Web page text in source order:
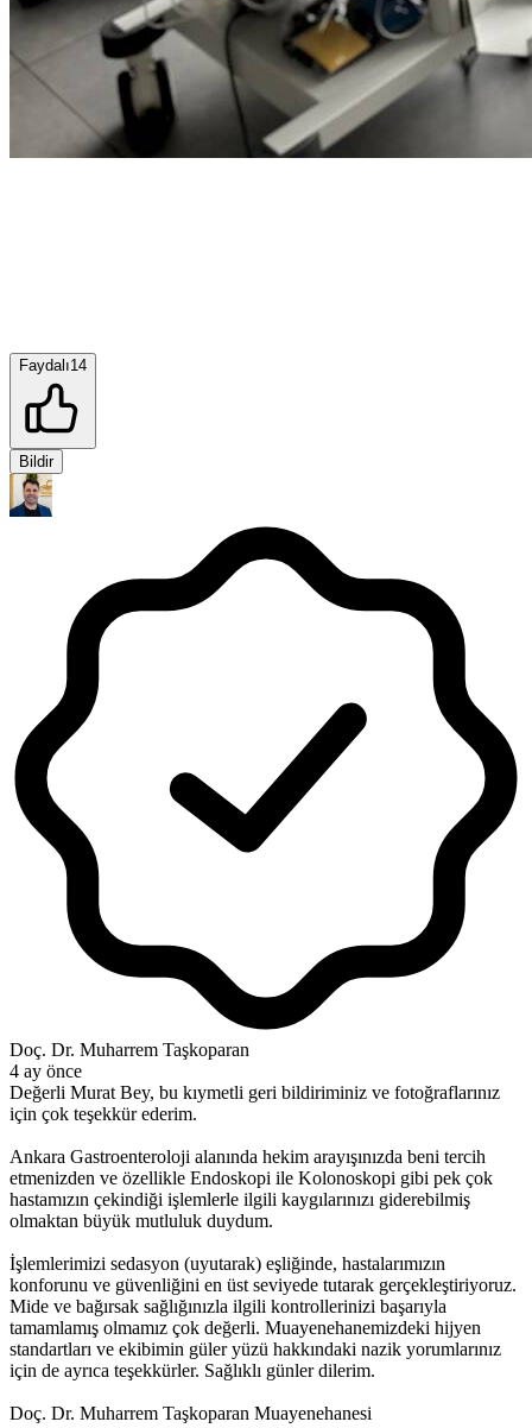
Faydalı14
Bildir
Doç. Dr. Muharrem Taşkoparan
4 ay önce
Değerli Murat Bey, bu kıymetli geri bildiriminiz ve fotoğraflarınız
için çok teşekkür ederim.
Ankara Gastroenteroloji alanında hekim arayışınızda beni tercih
etmenizden ve özellikle Endoskopi ile Kolonoskopi gibi pek çok
hastamızın çekindiği işlemlerle ilgili kaygılarınızı giderebilmiş
olmaktan büyük mutluluk duydum.
İşlemlerimizi sedasyon (uyutarak) eşliğinde, hastalarımızın
konforunu ve güvenliğini en üst seviyede tutarak gerçekleştiriyoruz.
Mide ve bağırsak sağlığınızla ilgili kontrollerinizi başarıyla
tamamlamış olmamız çok değerli. Muayenehanemizdeki hijyen
standartları ve ekibimin güler yüzü hakkındaki nazik yorumlarınız
için de ayrıca teşekkürler. Sağlıklı günler dilerim.
Doç. Dr. Muharrem Taşkoparan Muayenehanesi